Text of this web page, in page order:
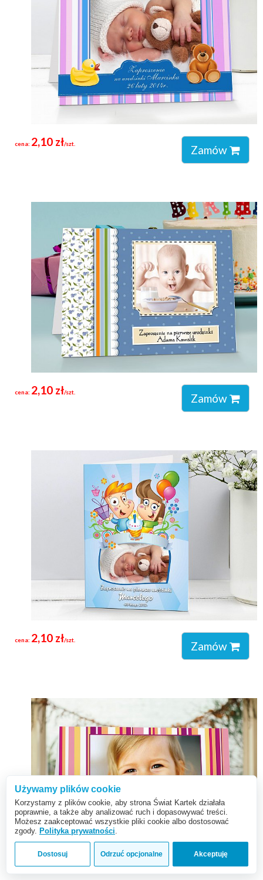
cena: 2,10 zł/szt. Zamów
cena: 2,10 zł/szt. Zamów
cena: 2,10 zł/szt. Zamów
Używamy plików cookie
Korzystamy z plików cookie, aby strona Świat Kartek działała
poprawnie, a także aby analizować ruch i dopasowywać treści.
Możesz zaakceptować wszystkie pliki cookie albo dostosować
zgody. Polityka prywatności.
Dostosuj Odrzuć opcjonalne Akceptuję